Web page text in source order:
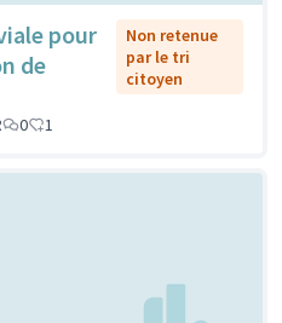
pour
de
Non retenue
par le tri
citoyen
0 1